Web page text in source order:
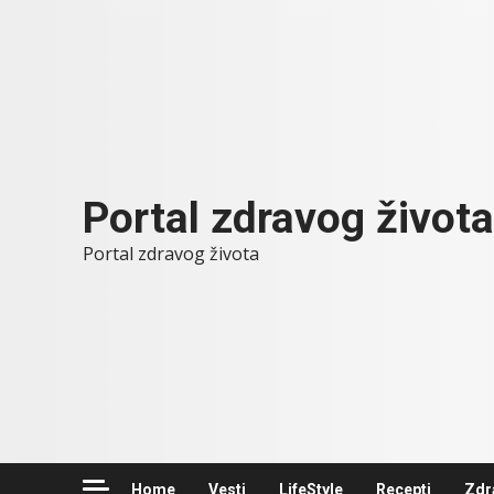
Portal zdravog života
Portal zdravog života
Home Vesti LifeStyle Recepti